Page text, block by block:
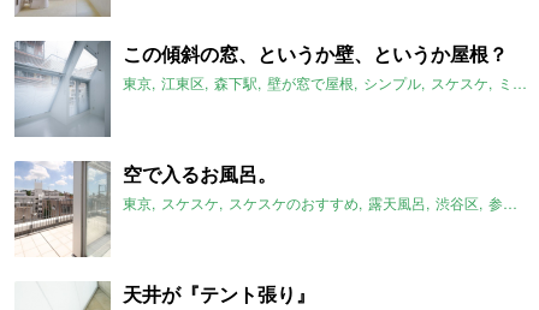
この傾斜の窓、というか壁、というか屋根？
東京 江東区 森下駅 壁が窓で屋根 シンプル スケスケ ミニマム
空で入るお風呂。
東京 スケスケ スケスケのおすすめ 露天風呂 渋谷区 参宮橋駅
天井が『テント張り』